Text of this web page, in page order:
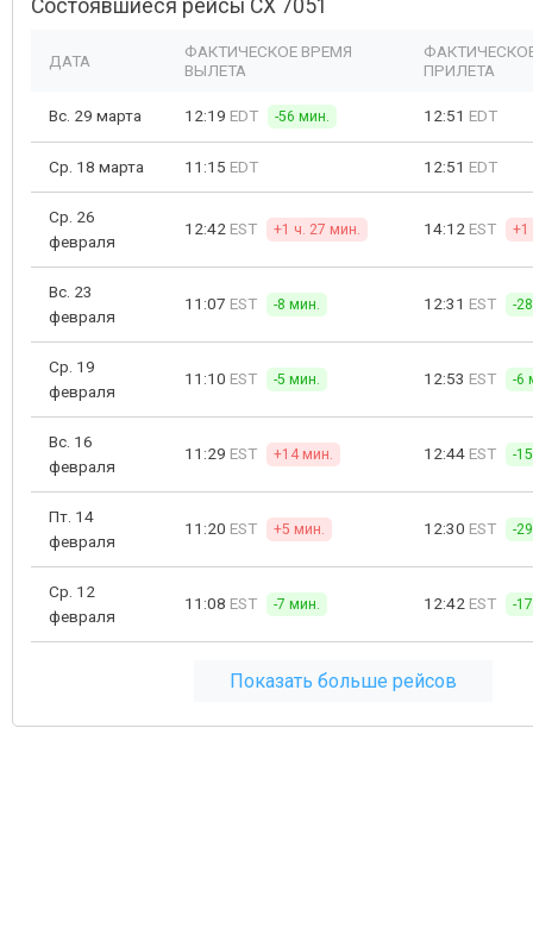
Состоявшиеся рейсы CX 7051
ДАТА
ФАКТИЧЕСКОЕ ВРЕМЯ
ВЫЛЕТА
ПРИЛЕТА
Вс. 29 марта 12:19 EDT -56 мин. 12:51 EDT
Ср. 18 марта 11:15 EDT 12:51 EDT
Ср. 26
февраля
12:42 EST +1 ч. 27 мин. 14:12 EST +1
Вс. 23
февраля
11:07 EST -8 мин. 12:31 EST -
Ср. 19
февраля
11:10 EST -5 мин. 12:53 EST -6
Вс. 16
февраля
11:29 EST +14 мин. 12:44 EST -
Пт. 14
февраля
11:20 EST +5 мин. 12:30 EST -
Ср. 12
февраля
11:08 EST -7 мин. 12:42 EST -
Показать больше рейсов